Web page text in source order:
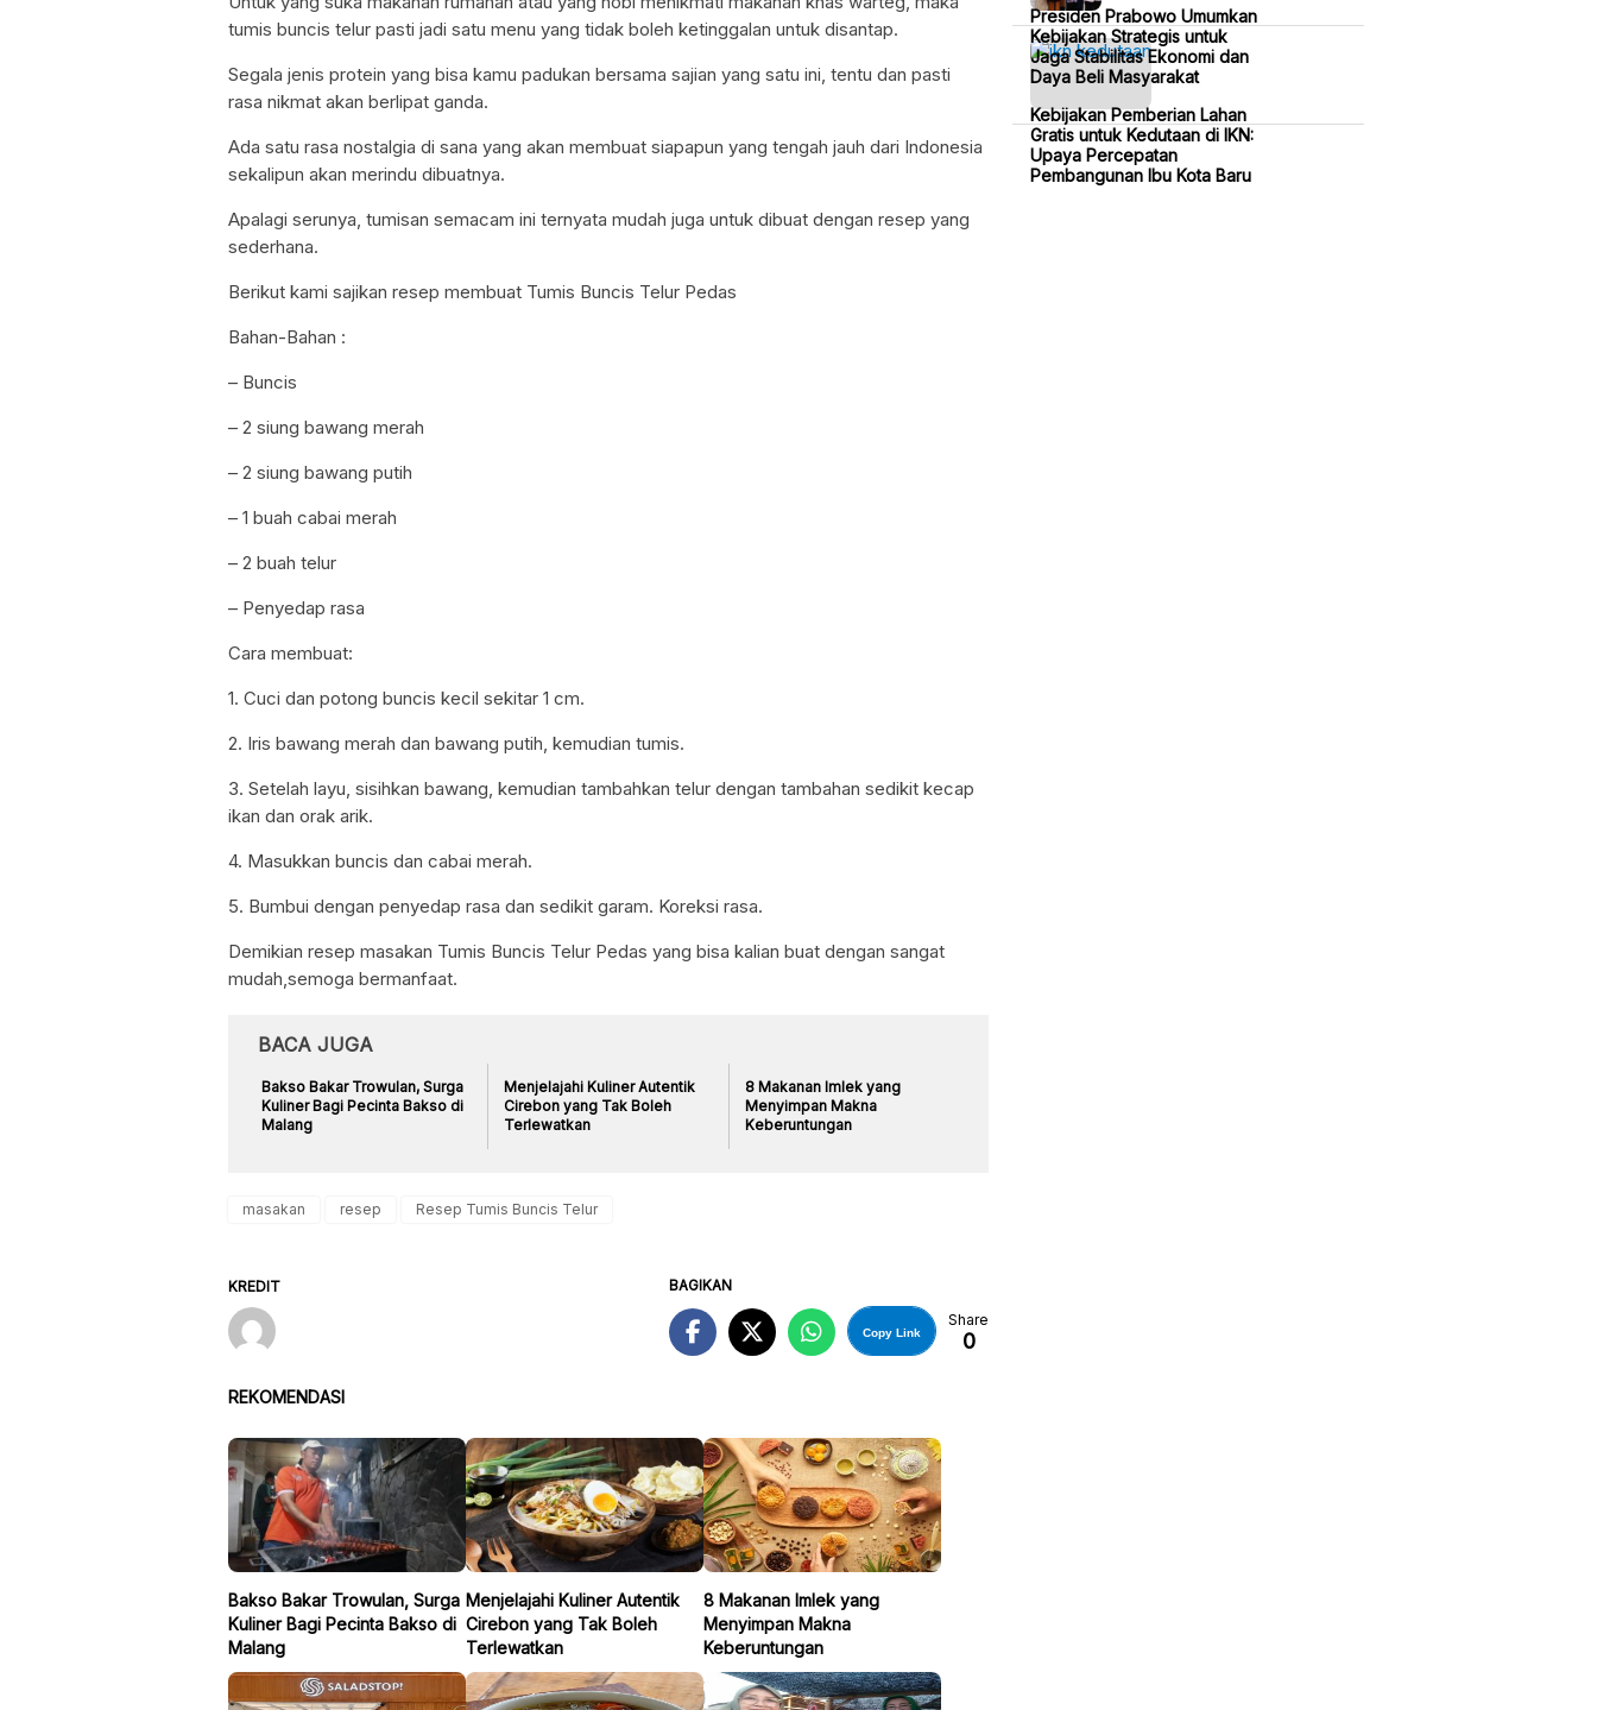
tumis buncis telur pasti jadi satu menu yang tidak boleh ketinggalan untuk disantap.
Segala jenis protein yang bisa kamu padukan bersama sajian yang satu ini, tentu dan pasti
rasa nikmat akan berlipat ganda.
Ada satu rasa nostalgia di sana yang akan membuat siapapun yang tengah jauh dari Indonesia
sekalipun akan merindu dibuatnya.
Apalagi serunya, tumisan semacam ini ternyata mudah juga untuk dibuat dengan resep yang
sederhana.
Berikut kami sajikan resep membuat Tumis Buncis Telur Pedas
Bahan-Bahan :
– Buncis
– 2 siung bawang merah
– 2 siung bawang putih
– 1 buah cabai merah
– 2 buah telur
– Penyedap rasa
Cara membuat:
1. Cuci dan potong buncis kecil sekitar 1 cm.
2. Iris bawang merah dan bawang putih, kemudian tumis.
3. Setelah layu, sisihkan bawang, kemudian tambahkan telur dengan tambahan sedikit kecap
ikan dan orak arik.
4. Masukkan buncis dan cabai merah.
5. Bumbui dengan penyedap rasa dan sedikit garam. Koreksi rasa.
Demikian resep masakan Tumis Buncis Telur Pedas yang bisa kalian buat dengan sangat
mudah,semoga bermanfaat.
BACA JUGA
Bakso Bakar Trowulan, Surga
Kuliner Bagi Pecinta Bakso di
Malang
Menjelajahi Kuliner Autentik
Cirebon yang Tak Boleh
Terlewatkan
8 Makanan Imlek yang
Menyimpan Makna
Keberuntungan
masakan resep Resep Tumis Buncis Telur
KREDIT BAGIKAN
Copy Link
Share
0
REKOMENDASI
Bakso Bakar Trowulan, Surga
Kuliner Bagi Pecinta Bakso di
Malang
Menjelajahi Kuliner Autentik
Cirebon yang Tak Boleh
Terlewatkan
8 Makanan Imlek yang
Menyimpan Makna
Keberuntungan
Presiden Prabowo Umumkan
Kebijakan Strategis untuk
Jaga Stabilitas Ekonomi dan
Daya Beli Masyarakat
Kebijakan Pemberian Lahan
Gratis untuk Kedutaan di IKN:
Upaya Percepatan
Pembangunan Ibu Kota Baru